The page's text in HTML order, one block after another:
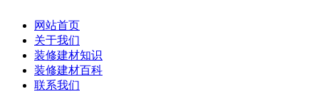
网站首页
关于我们
装修建材知识
装修建材百科
联系我们